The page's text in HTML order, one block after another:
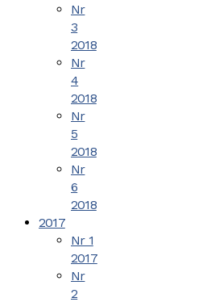
Nr
3
2018
Nr
4
2018
Nr
5
2018
Nr
6
2018
2017
Nr 1
2017
Nr
2